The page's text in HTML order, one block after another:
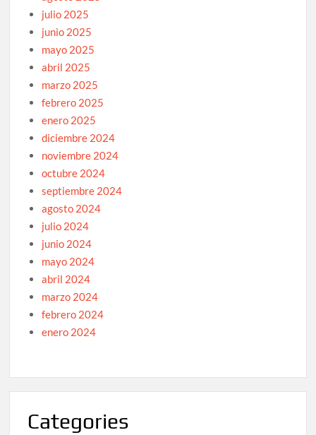
julio 2025
junio 2025
mayo 2025
abril 2025
marzo 2025
febrero 2025
enero 2025
diciembre 2024
noviembre 2024
octubre 2024
septiembre 2024
agosto 2024
julio 2024
junio 2024
mayo 2024
abril 2024
marzo 2024
febrero 2024
enero 2024
Categories